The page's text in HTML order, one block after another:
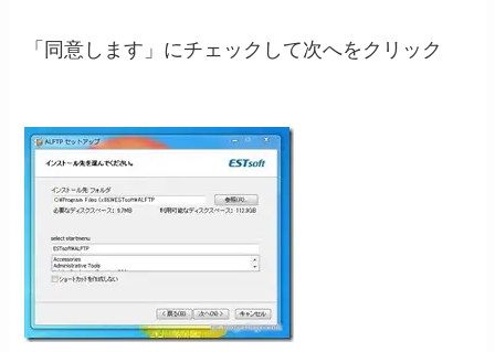
「同意します」にチェックして次へをクリック